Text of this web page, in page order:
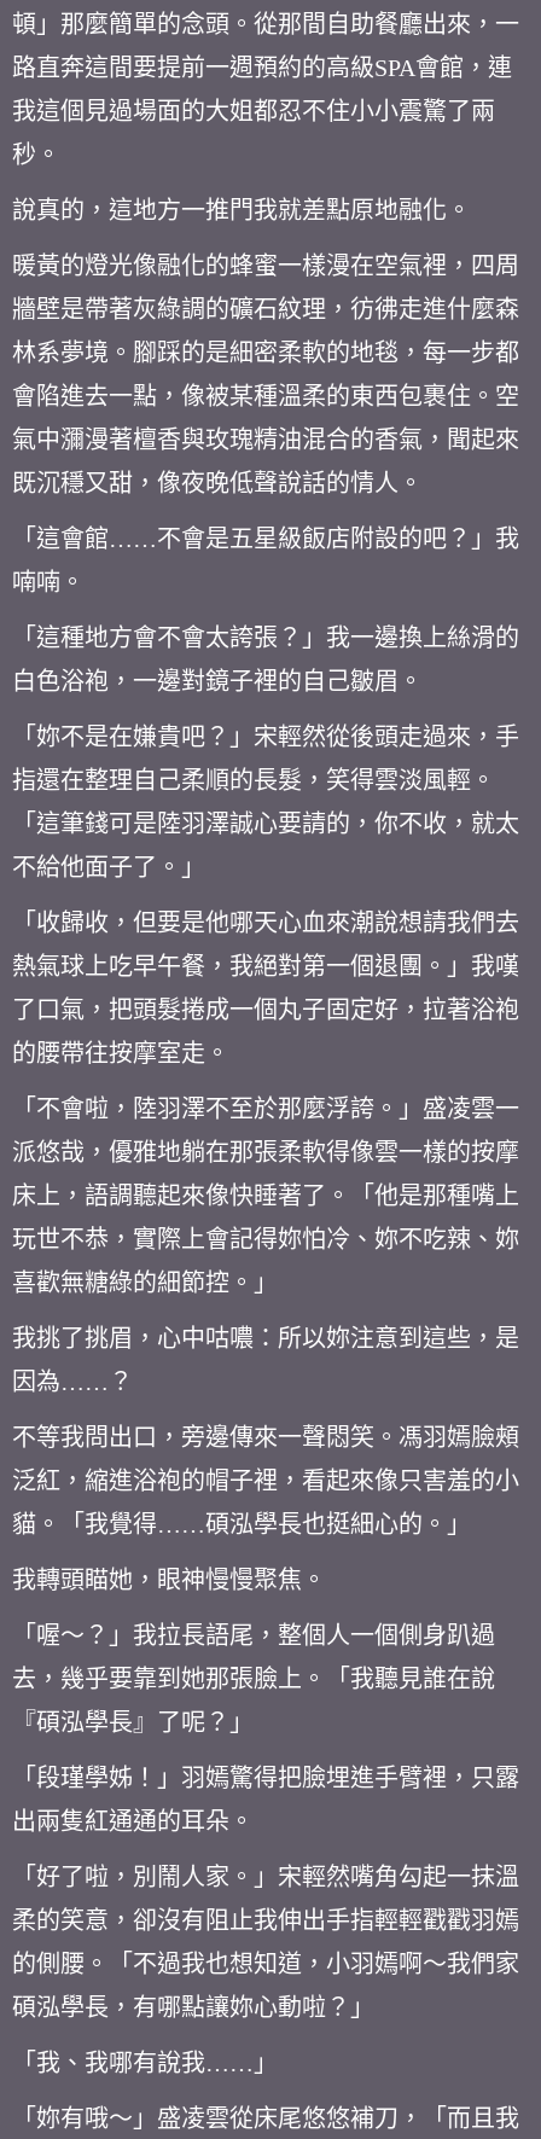
頓」那麼簡單的念頭。從那間自助餐廳出來，一
路直奔這間要提前一週預約的高級SPA會館，連
我這個見過場面的大姐都忍不住小小震驚了兩
秒。
說真的，這地方一推門我就差點原地融化。
暖黃的燈光像融化的蜂蜜一樣漫在空氣裡，四周
牆壁是帶著灰綠調的礦石紋理，彷彿走進什麼森
林系夢境。腳踩的是細密柔軟的地毯，每一步都
會陷進去一點，像被某種溫柔的東西包裹住。空
氣中瀰漫著檀香與玫瑰精油混合的香氣，聞起來
既沉穩又甜，像夜晚低聲說話的情人。
「這會館……不會是五星級飯店附設的吧？」我
喃喃。
「這種地方會不會太誇張？」我一邊換上絲滑的
白色浴袍，一邊對鏡子裡的自己皺眉。
「妳不是在嫌貴吧？」宋輕然從後頭走過來，手
指還在整理自己柔順的長髮，笑得雲淡風輕。
「這筆錢可是陸羽澤誠心要請的，你不收，就太
不給他面子了。」
「收歸收，但要是他哪天心血來潮說想請我們去
熱氣球上吃早午餐，我絕對第一個退團。」我嘆
了口氣，把頭髮捲成一個丸子固定好，拉著浴袍
的腰帶往按摩室走。
「不會啦，陸羽澤不至於那麼浮誇。」盛凌雲一
派悠哉，優雅地躺在那張柔軟得像雲一樣的按摩
床上，語調聽起來像快睡著了。「他是那種嘴上
玩世不恭，實際上會記得妳怕冷、妳不吃辣、妳
喜歡無糖綠的細節控。」
我挑了挑眉，心中咕噥：所以妳注意到這些，是
因為……？
不等我問出口，旁邊傳來一聲悶笑。馮羽嫣臉頰
泛紅，縮進浴袍的帽子裡，看起來像只害羞的小
貓。「我覺得……碩泓學長也挺細心的。」
我轉頭瞄她，眼神慢慢聚焦。
「喔～？」我拉長語尾，整個人一個側身趴過
去，幾乎要靠到她那張臉上。「我聽見誰在說
『碩泓學長』了呢？」
「段瑾學姊！」羽嫣驚得把臉埋進手臂裡，只露
出兩隻紅通通的耳朵。
「好了啦，別鬧人家。」宋輕然嘴角勾起一抹溫
柔的笑意，卻沒有阻止我伸出手指輕輕戳戳羽嫣
的側腰。「不過我也想知道，小羽嫣啊～我們家
碩泓學長，有哪點讓妳心動啦？」
「我、我哪有說我……」
「妳有哦～」盛凌雲從床尾悠悠補刀，「而且我